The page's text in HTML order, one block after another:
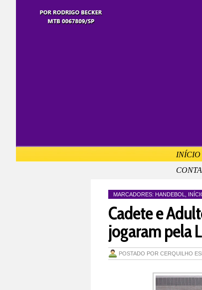
INÍCIO
MARCADORES: HANDEBOL
Cadete e
jogaram pela
POSTADO POR CERQUILHO